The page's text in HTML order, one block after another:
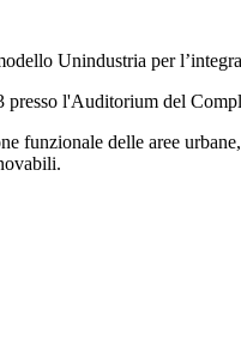
Unindustria per
l'Auditorium del
funzionale delle aree